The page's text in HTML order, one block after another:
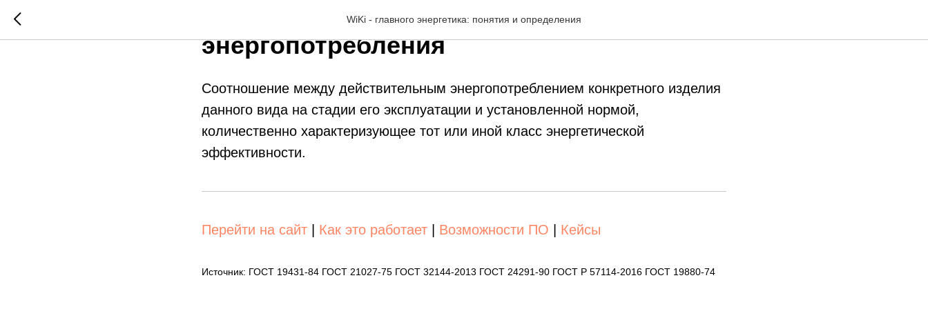
WiKi - главного энергетика: понятия и определения
Индекс экономичности
энергопотребления
Соотношение между действительным энергопотреблением конкретного изделия
данного вида на стадии его эксплуатации и установленной нормой,
количественно характеризующее тот или иной класс энергетической
эффективности.
Перейти на сайт Как это работает Возможности ПО Кейсы
Источник: ГОСТ 19431-84 ГОСТ 21027-75 ГОСТ 32144-2013 ГОСТ 24291-90 ГОСТ Р 57114-2016 ГОСТ 19880-74